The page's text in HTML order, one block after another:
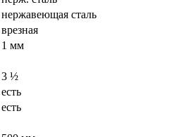
нержавеющая сталь
врезная
1 мм
3 ½
есть
есть